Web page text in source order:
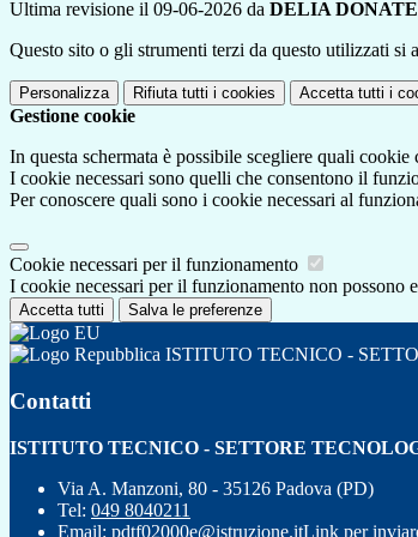
Ultima revisione il 09-06-2026 da DELIA
Questo sito o gli strumenti terzi da questo utilizzati
Personalizza Rifiuta tutti i cookies Accetta tutti i
Gestione cookie
In questa schermata è possibile scegliere quali cookie
I cookie necessari sono quelli che consentono il
Per conoscere quali sono i cookie necessari al
Cookie necessari per il funzionamento
I cookie necessari per il funzionamento non possono
Accetta tutti Salva le preferenze
ISTITUTO TECNICO -
Contatti
ISTITUTO TECNICO - SETTORE
Via A. Manzoni, 80 - 35126 Padova (PD)
Tel: 049 8040211
Email: pdtf02000e@istruzione.itLink per